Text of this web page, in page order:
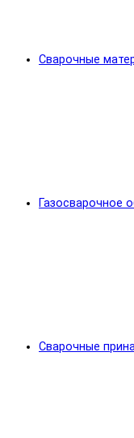
Сварочные
Газосварочное
Сварочные